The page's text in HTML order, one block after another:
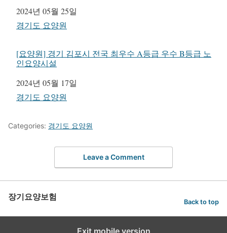
일자
2024년 05월 25일
관련 항목
경기도 요양원
[요양원] 경기 김포시 전국 최우수 A등급 우수 B등급 노
인요양시설
일자
2024년 05월 17일
관련 항목
경기도 요양원
Categories: 경기도 요양원
Leave a Comment
장기요양보험 Back to top